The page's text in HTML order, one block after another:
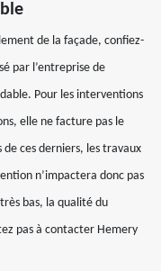
de la façade, confiez-
par l’entreprise de
Pour les interventions
elle ne facture pas le
ces derniers, les travaux
n’impactera donc pas
bas, la qualité du
pas à contacter Hemery